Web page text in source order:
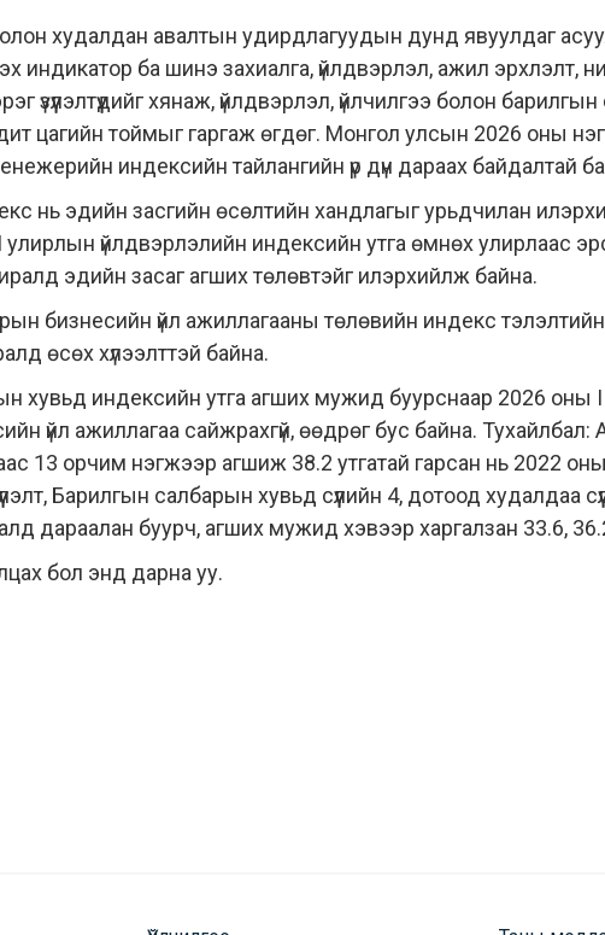
худалдан авалтын удирдлагуудын дунд явуулдаг
индикатор ба шинэ захиалга, үйлдвэрлэл, ажил эрхлэлт,
үзүүлэлтүүдийг хянаж, үйлдвэрлэл, үйлчилгээ болон
цагийн тоймыг гаргаж өгдөг. Монгол улсын 2026 оны
индексийн тайлангийн үр дүн дараах байдалтай
нь эдийн засгийн өсөлтийн хандлагыг урьдчилан
I улирлын үйлдвэрлэлийн индексийн утга өмнөх улирлаас
эдийн засаг агших төлөвтэйг илэрхийлж байна.
бизнесийн үйл ажиллагааны төлөвийн индекс
өсөх хүлээлттэй байна.
хувьд индексийн утга агших мужид буурснаар 2026 оны
үйл ажиллагаа сайжрахгүй, өөдрөг бус байна. Тухайлбал:
13 орчим нэгжээр агшиж 38.2 утгатай гарсан нь 2022
Барилгын салбарын хувьд сүүлийн 4, дотоод худалдаа
дараалан буурч, агших мужид хэвээр харгалзан 33.6,
бол энд дарна уу.